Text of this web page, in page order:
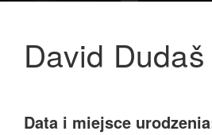
David
Data i miejsce